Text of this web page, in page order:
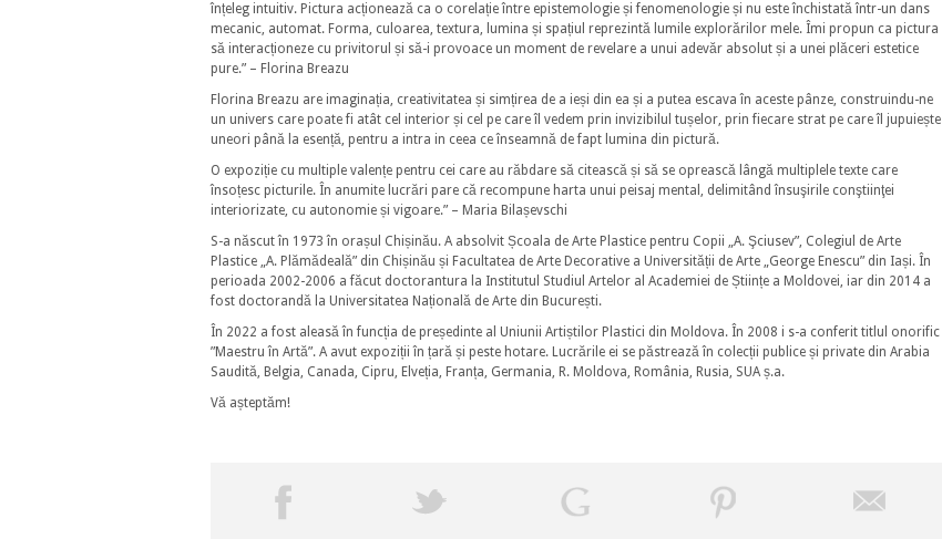
înțeleg intuitiv. Pictura acționează ca o corelație între epistemologie și fenomenologie și nu este închistată într-un dans
mecanic, automat. Forma, culoarea, textura, lumina și spațiul reprezintă lumile explorărilor mele. Îmi propun ca pictura
să interacționeze cu privitorul și să-i provoace un moment de revelare a unui adevăr absolut și a unei plăceri estetice
pure.” – Florina Breazu
Florina Breazu are imaginația, creativitatea și simțirea de a ieși din ea și a putea escava în aceste pânze, construindu-ne
un univers care poate fi atât cel interior și cel pe care îl vedem prin invizibilul tușelor, prin fiecare strat pe care îl jupuiește
uneori până la esență, pentru a intra in ceea ce înseamnă de fapt lumina din pictură.
O expoziție cu multiple valențe pentru cei care au răbdare să citească și să se oprească lângă multiplele texte care
însoțesc picturile. În anumite lucrări pare că recompune harta unui peisaj mental, delimitând însuşirile conştiinţei
interiorizate, cu autonomie și vigoare.” – Maria Bilașevschi
S-a născut în 1973 în orașul Chișinău. A absolvit Școala de Arte Plastice pentru Copii „A. Şciusev”, Colegiul de Arte
Plastice „A. Plămădeală” din Chișinău și Facultatea de Arte Decorative a Universității de Arte „George Enescu” din Iași. În
perioada 2002-2006 a făcut doctorantura la Institutul Studiul Artelor al Academiei de Științe a Moldovei, iar din 2014 a
fost doctorandă la Universitatea Națională de Arte din București.
În 2022 a fost aleasă în funcția de președinte al Uniunii Artiștilor Plastici din Moldova. În 2008 i s-a conferit titlul onorific
”Maestru în Artă”. A avut expoziții în țară și peste hotare. Lucrările ei se păstrează în colecții publice și private din Arabia
Saudită, Belgia, Canada, Cipru, Elveția, Franța, Germania, R. Moldova, România, Rusia, SUA ș.a.
Vă așteptăm!